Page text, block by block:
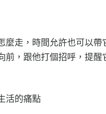
麼走，時間允許也可以帶
前，跟他打個招呼，提醒
活的痛點